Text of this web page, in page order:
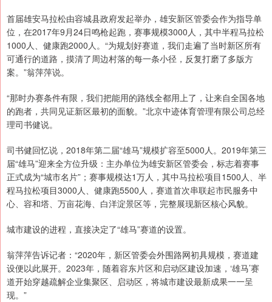
首届雄安马拉松由容城县政府发起举办，雄安新区管委会作为指导单
位，在2017年9月24日鸣枪起跑，赛事规模3000人，其中半程马拉松
1000人、健康跑2000人。“为规划好赛道，我们走遍了当时新区所有
可通行的道路，摸清了周边村落的每一条小径，反复打磨了多版方
案。”翁萍萍说。
“那时办赛条件有限，我们把能用的路线全都用上了，让来自全国各地
的跑者，共同见证新区最初的面貌。”北京中迹体育管理有限公司总经
理司书健说。
司书健回忆说，2018年第二届“雄马”规模扩容至5000人。2019年第三
届“雄马”迎来全方位升级：主办单位为雄安新区管委会，标志着赛事
正式成为“城市名片”；赛事规模达1万人，其中马拉松项目1500人、半
程马拉松项目3000人、健康跑5500人，赛道首次串联起市民服务中
心、容和塔、万亩花海、白洋淀景区等，完整展现新区核心风貌。
城市建设的进程，直接决定了“雄马”赛道的设置。
翁萍萍告诉记者：“2020年，新区管委会外围路网初具规模，赛道建
设便以此展开。2023年，随着容东片区和启动区建设加速，‘雄马’赛
道开始穿越疏解企业集聚区、启动区，将城市建设最新成果一一呈
现。”